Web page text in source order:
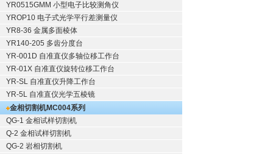
YR0515GMM 小型电子比较测角仪
YROP10 电子式光学平行差测量仪
YR8-36 金属多面棱体
YR140-205 多齿分度台
YR-001D 自准直仪多轴位移工作台
YR-01X 自准直仪旋转位移工作台
YR-SL 自准直仪升降工作台
YR-5L 自准直仪光学五棱镜
金相切割机MC004系列
QG-1 金相试样切割机
Q-2 金相试样切割机
QG-2 岩相切割机